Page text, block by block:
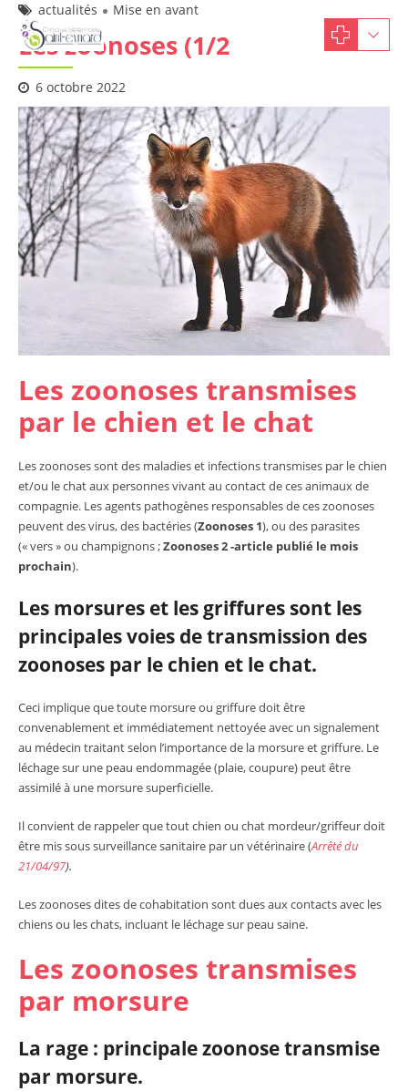
actualités Mise en avant
Les zoonoses (1/2
6 octobre 2022
Les zoonoses transmises
par le chien et le chat
Les zoonoses sont des maladies et infections transmises par le chien
et/ou le chat aux personnes vivant au contact de ces animaux de
compagnie. Les agents pathogènes responsables de ces zoonoses
peuvent des virus, des bactéries (Zoonoses 1), ou des parasites
(« vers » ou champignons ;Zoonoses 2 -article publié le mois
prochain).
Les morsures et les griffures sont les
principales voies de transmission des
zoonoses par le chien et le chat.
Ceci implique que toute morsure ou griffure doit être
convenablement et immédiatement nettoyée avec un signalement
au médecin traitant selon l’importance de la morsure et griffure. Le
léchage sur une peau endommagée (plaie, coupure) peut être
assimilé à une morsure superficielle.
Il convient de rappeler que tout chien ou chat mordeur/griffeur doit
être mis sous surveillance sanitaire par un vétérinaire (Arrêté du
21/04/97).
Les zoonoses dites de cohabitation sont dues aux contacts avec les
chiens ou les chats, incluant le léchage sur peau saine.
Les zoonoses transmises
par morsure
La rage : principale zoonose transmise
par morsure.